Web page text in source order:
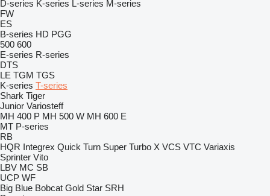
D-series K-series L-series M-series
FW
ES
B-series HD PGG
500 600
E-series R-series
DTS
LE TGM TGS
K-series T-series
Shark Tiger
Junior Variosteff
MH 400 P MH 500 W MH 600 E
MT P-series
RB
HQR Integrex Quick Turn Super Turbo X VCS VTC Variaxis
Sprinter Vito
LBV MC SB
UCP WF
Big Blue Bobcat Gold Star SRH